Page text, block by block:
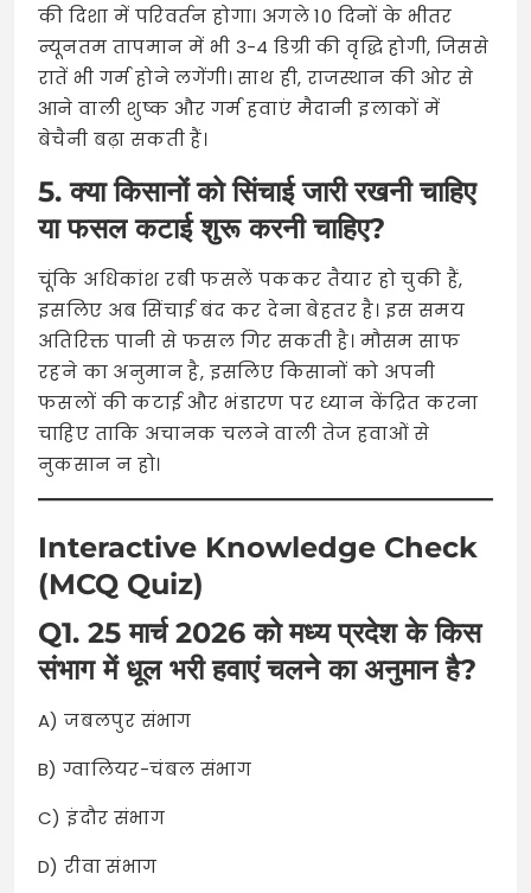
की दिशा में परिवर्तन होगा। अगले 10 दिनों के भीतर
न्यूनतम तापमान में भी 3-4 डिग्री की वृद्धि होगी, जिससे
रातें भी गर्म होने लगेंगी। साथ ही, राजस्थान की ओर से
आने वाली शुष्क और गर्म हवाएं मैदानी इलाकों में
बेचैनी बढ़ा सकती हैं।
5. क्या किसानों को सिंचाई जारी रखनी चाहिए
या फसल कटाई शुरू करनी चाहिए?
चूंकि अधिकांश रबी फसलें पककर तैयार हो चुकी हैं,
इसलिए अब सिंचाई बंद कर देना बेहतर है। इस समय
अतिरिक्त पानी से फसल गिर सकती है। मौसम साफ
रहने का अनुमान है, इसलिए किसानों को अपनी
फसलों की कटाई और भंडारण पर ध्यान केंद्रित करना
चाहिए ताकि अचानक चलने वाली तेज हवाओं से
नुकसान न हो।
Interactive Knowledge Check
(MCQ Quiz)
Q1. 25 मार्च 2026 को मध्य प्रदेश के किस
संभाग में धूल भरी हवाएं चलने का अनुमान है?
A) जबलपुर संभाग
B) ग्वालियर-चंबल संभाग
C) इंदौर संभाग
D) रीवा संभाग